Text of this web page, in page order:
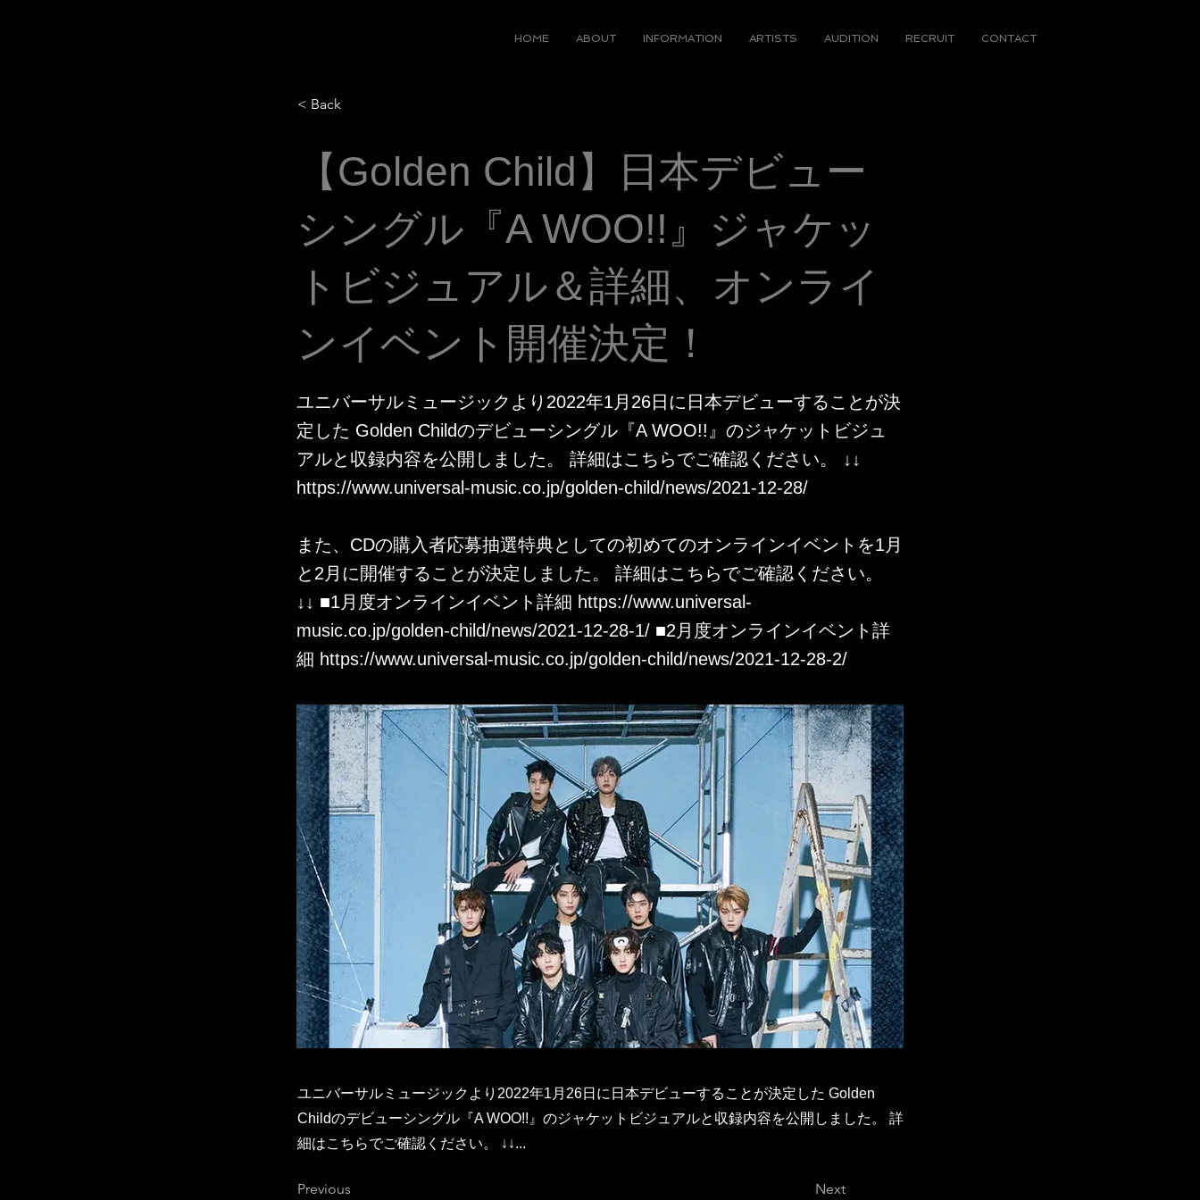
HOME ABOUT INFORMATION ARTISTS AUDITION RECRUIT CONTACT
< Back
【Golden Child】日本デビュー
シングル『A WOO!!』ジャケッ
トビジュアル＆詳細、オンライ
ンイベント開催決定！
ユニバーサルミュージックより2022年1月26日に日本デビューすることが決
定した Golden Childのデビューシングル『A WOO!!』のジャケットビジュ
アルと収録内容を公開しました。 詳細はこちらでご確認ください。 ↓↓
https://www.universal-music.co.jp/golden-child/news/2021-12-28/
また、CDの購入者応募抽選特典としての初めてのオンラインイベントを1月
と2月に開催することが決定しました。 詳細はこちらでご確認ください。
↓↓ ■1月度オンラインイベント詳細 https://www.universal-
music.co.jp/golden-child/news/2021-12-28-1/ ■2月度オンラインイベント詳
細 https://www.universal-music.co.jp/golden-child/news/2021-12-28-2/
ユニバーサルミュージックより2022年1月26日に日本デビューすることが決定した Golden
Childのデビューシングル『A WOO!!』のジャケットビジュアルと収録内容を公開しました。 詳
細はこちらでご確認ください。 ↓↓...
Previous Next